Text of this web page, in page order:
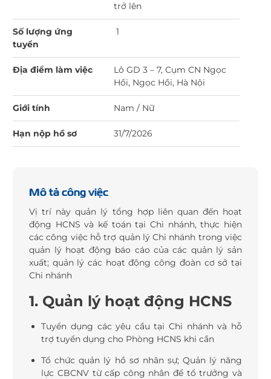
trở lên
Số lượng ứng
tuyển
1
Địa điểm làm việc
Lô GD 3 – 7, Cụm CN Ngọc
Hồi, Ngọc Hồi, Hà Nội
Giới tính Nam / Nữ
Hạn nộp hồ sơ 31/7/2026
Mô tả công việc
Vị trí này quản lý tổng hợp liên quan đến hoạt
động HCNS và kế toán tại Chi nhánh, thực hiện
các công việc hỗ trợ quản lý Chi nhánh trong việc
quản lý hoạt động báo cáo của các quản lý sản
xuất; quản lý các hoạt động công đoàn cơ sở tại
Chi nhánh
1. Quản lý hoạt động HCNS
Tuyển dụng các yêu cầu tại Chi nhánh và hỗ
trợ tuyển dụng cho Phòng HCNS khi cần
Tổ chức quản lý hồ sơ nhân sự; Quản lý năng
lực CBCNV từ cấp công nhân để tổ trưởng và